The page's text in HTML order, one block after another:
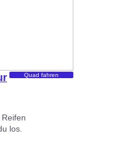
Quad fahren
los.